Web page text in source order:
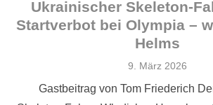
Ukrainischer Skeleton-
Startverbot bei Olympia –
Helms
Veröffentlicht
9. März 2026
Gastbeitrag von Tom Friederich